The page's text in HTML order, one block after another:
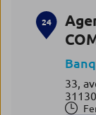
24
33,